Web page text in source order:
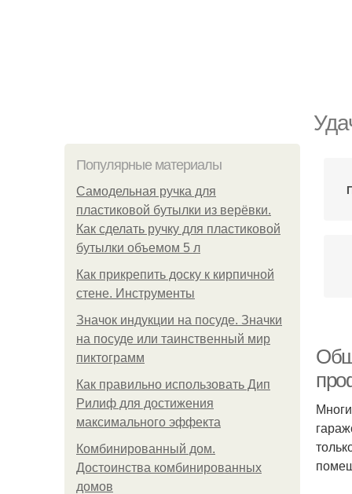
Популярные материалы
Самодельная ручка для
пластиковой бутылки из верёвки.
Как сделать ручку для пластиковой
бутылки объемом 5 л
Как прикрепить доску к кирпичной
стене. Инструменты
Значок индукции на посуде. Значки
на посуде или таинственный мир
пиктограмм
Как правильно использовать Дип
Рилиф для достижения
максимального эффекта
Комбинированный дом.
Достоинства комбинированных
домов